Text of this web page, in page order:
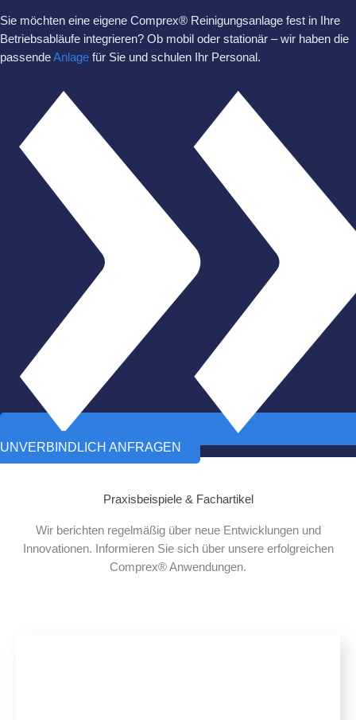
Sie möchten eine eigene Comprex® Reinigungsanlage fest in Ihre
Betriebsabläufe integrieren? Ob mobil oder stationär – wir haben die
passendeAnlage für Sie und schulen Ihr Personal.
UNVERBINDLICH ANFRAGEN
Praxisbeispiele & Fachartikel
Wir berichten regelmäßig über neue Entwicklungen und
Innovationen. Informieren Sie sich über unsere erfolgreichen
Comprex® Anwendungen.